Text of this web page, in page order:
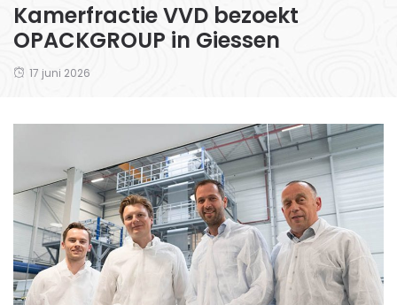
Kamerfractie VVD bezoekt
OPACKGROUP in Giessen
17 juni 2026